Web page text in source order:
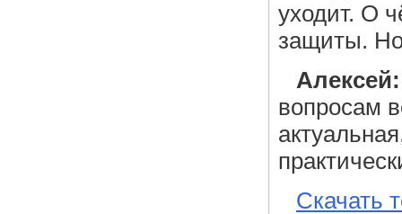
уходит. О
защиты.
вопросам
Скачать